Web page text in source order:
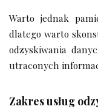
Warto jednak
dlatego warto
odzyskiwania
utraconych
Zakres usług